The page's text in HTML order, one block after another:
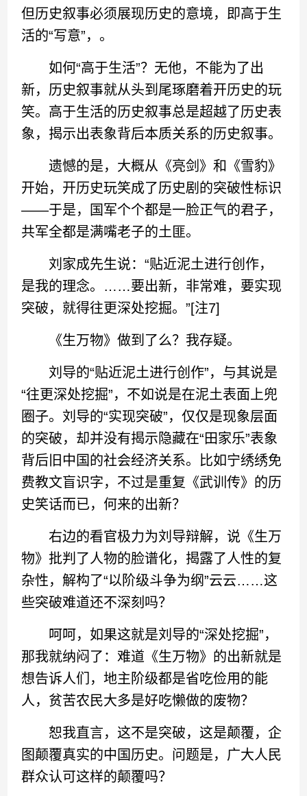
但历史叙事必须展现历史的意境，即高于生
活的“写意”，。
如何“高于生活”？无他，不能为了出
新，历史叙事就从头到尾琢磨着开历史的玩
笑。高于生活的历史叙事总是超越了历史表
象，揭示出表象背后本质关系的历史叙事。
遗憾的是，大概从《亮剑》和《雪豹》
开始，开历史玩笑成了历史剧的突破性标识
——于是，国军个个都是一脸正气的君子，
共军全都是满嘴老子的土匪。
刘家成先生说：“贴近泥土进行创作，
是我的理念。……要出新，非常难，要实现
突破，就得往更深处挖掘。”[注7]
《生万物》做到了么？我存疑。
刘导的“贴近泥土进行创作”，与其说是
“往更深处挖掘”，不如说是在泥土表面上兜
圈子。刘导的“实现突破”，仅仅是现象层面
的突破，却并没有揭示隐藏在“田家乐”表象
背后旧中国的社会经济关系。比如宁绣绣免
费教文盲识字，不过是重复《武训传》的历
史笑话而已，何来的出新？
右边的看官极力为刘导辩解，说《生万
物》批判了人物的脸谱化，揭露了人性的复
杂性，解构了“以阶级斗争为纲”云云……这
些突破难道还不深刻吗？
呵呵，如果这就是刘导的“深处挖掘”，
那我就纳闷了：难道《生万物》的出新就是
想告诉人们，地主阶级都是省吃俭用的能
人，贫苦农民大多是好吃懒做的废物？
恕我直言，这不是突破，这是颠覆，企
图颠覆真实的中国历史。问题是，广大人民
群众认可这样的颠覆吗？